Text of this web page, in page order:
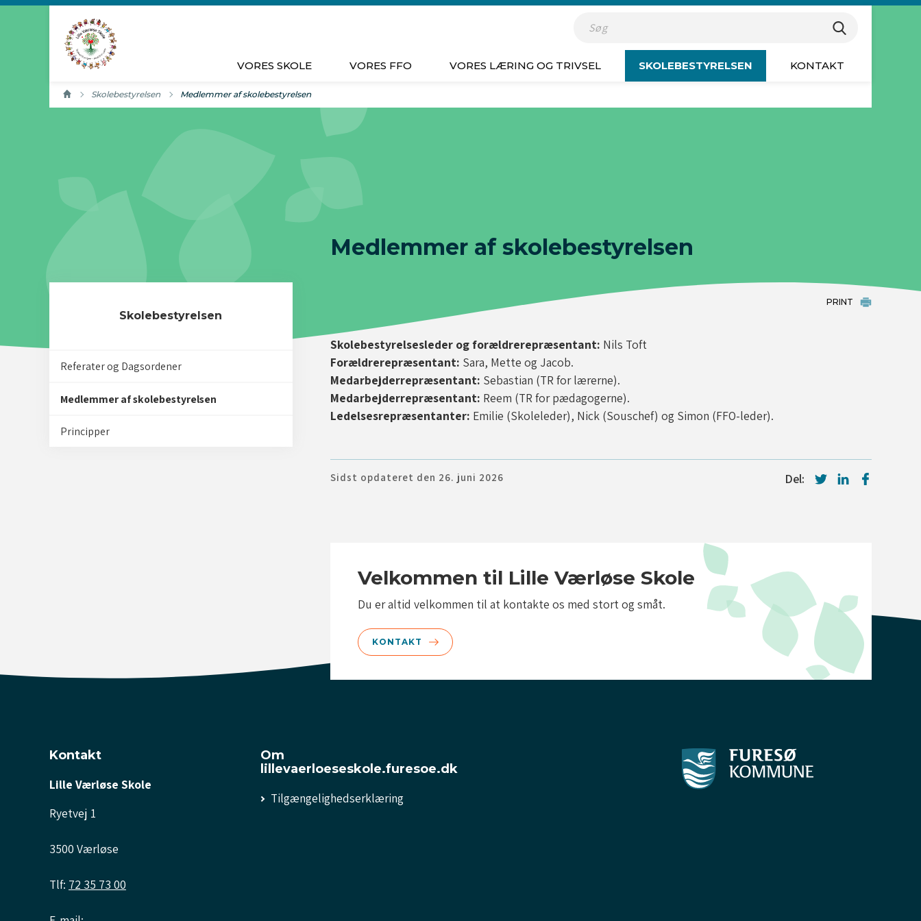
Gå til sidens indhold
Indsæt søgeord for at søge på hjemmesiden
Søg
VORES SKOLE VORES FFO VORES LÆRING OG TRIVSEL SKOLEBESTYRELSEN KONTAKT
Skolebestyrelsen Aktuel side:
Medlemmer af skolebestyrelsen
Medlemmer af skolebestyrelsen
PRINT
Skolebestyrelsesleder og forældrerepræsentant: Nils Toft
Forældrerepræsentant: Sara, Mette og Jacob.
Medarbejderrepræsentant: Sebastian (TR for lærerne).
Medarbejderrepræsentant: Reem (TR for pædagogerne).
Ledelsesrepræsentanter: Emilie (Skoleleder), Nick (Souschef) og Simon (FFO-leder).
Sidst opdateret den 26. juni 2026 Del:
Skolebestyrelsen
Referater og Dagsordener
Medlemmer af skolebestyrelsen
Principper
Velkommen til Lille Værløse Skole
Du er altid velkommen til at kontakte os med stort og småt.
KONTAKT
Kontakt
Lille Værløse Skole
Ryetvej 1
3500 Værløse
Tlf: 72 35 73 00
Om
lillevaerloeseskole.furesoe.dk
Tilgængelighedserklæring